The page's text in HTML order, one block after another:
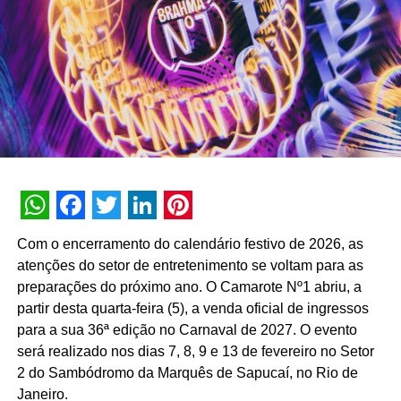
Legion e ThinkPad, desktops, monitores e acessórios,
com descontos específicos sobre o preço oficial. Todos os
produtos estão cobertos por garantia e suporte técnico
gratuito, disponível de segunda a sábado, exceto
feriados.
O pagamento pode ser efetuado via boleto bancário ou
Mastercard, American Express, Diners Club e Elo, com
Para mais informações
acessehttps://www.lenovo.com/br/estudantes ou 0800-
536-6861.
Descontos para volta às aulas
WhatsApp
Facebook
Twitter
LinkedIn
Pinterest
Com o encerramento do calendário festivo de 2026, as
atenções do setor de entretenimento se voltam para as
preparações do próximo ano. O Camarote Nº1 abriu, a
partir desta quarta-feira (5), a venda oficial de ingressos
para a sua 36ª edição no Carnaval de 2027. O evento
será realizado nos dias 7, 8, 9 e 13 de fevereiro no Setor
2 do Sambódromo da Marquês de Sapucaí, no Rio de
Janeiro.